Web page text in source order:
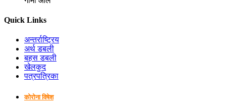
Quick Links
अन्तर्राष्ट्रिय
अर्थ डबली
बहस डबली
खेलकुद
पत्रपत्रिका
कोरोना विषेश